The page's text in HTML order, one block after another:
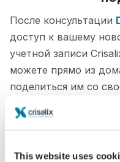
This website uses
После консультации
доступ к вашему
учетной записи
можете прямо из
поделиться им со
кем-либо, от кого